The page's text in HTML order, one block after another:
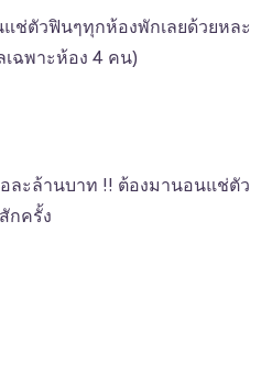
ช่ตัวฟินๆทุกห้องพักเลยด้วยหละ
เฉพาะห้อง 4 คน)
ละล้านบาท !! ต้องมานอนแช่ตัว
สักครั้ง